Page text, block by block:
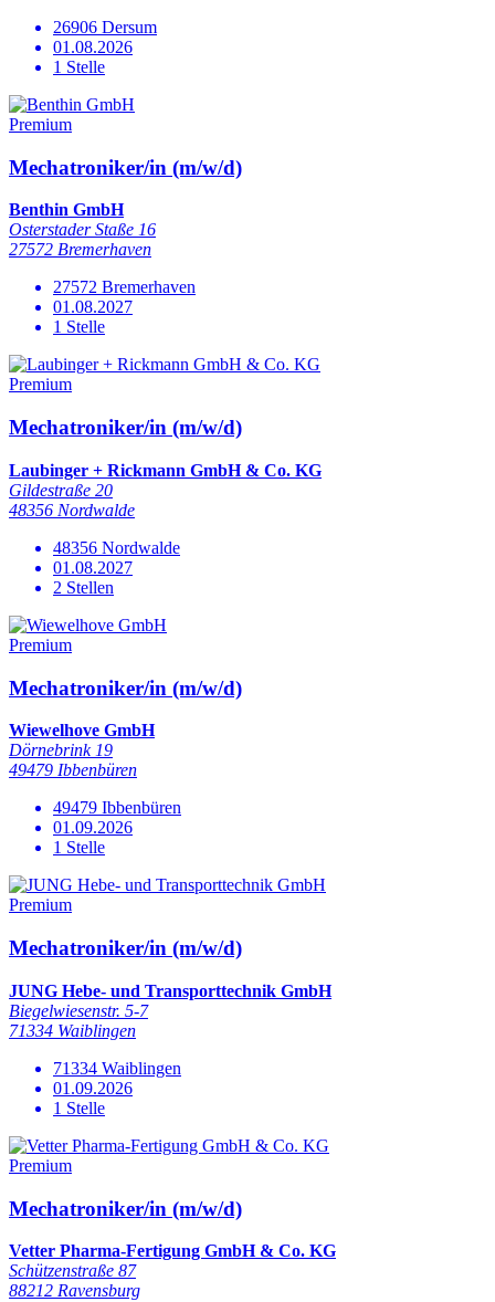
26906 Dersum
01.08.2026
1 Stelle
Premium
Mechatroniker/in (m/w/d)
Benthin GmbH
Osterstader Staße 16
27572 Bremerhaven
27572 Bremerhaven
01.08.2027
1 Stelle
Premium
Mechatroniker/in (m/w/d)
Laubinger + Rickmann GmbH & Co. KG
Gildestraße 20
48356 Nordwalde
48356 Nordwalde
01.08.2027
2 Stellen
Premium
Mechatroniker/in (m/w/d)
Wiewelhove GmbH
Dörnebrink 19
49479 Ibbenbüren
49479 Ibbenbüren
01.09.2026
1 Stelle
Premium
Mechatroniker/in (m/w/d)
JUNG Hebe- und Transporttechnik GmbH
Biegelwiesenstr. 5-7
71334 Waiblingen
71334 Waiblingen
01.09.2026
1 Stelle
Premium
Mechatroniker/in (m/w/d)
Vetter Pharma-Fertigung GmbH & Co. KG
Schützenstraße 87
88212 Ravensburg